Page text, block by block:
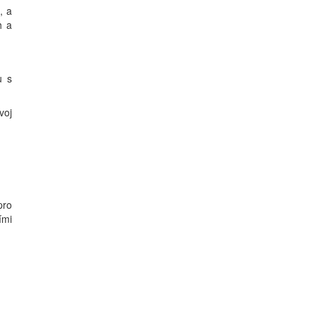
a
a
s